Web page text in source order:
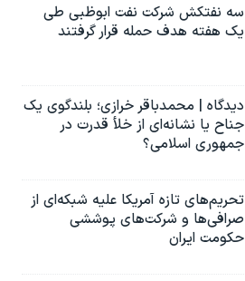
سه نفتکش شرکت نفت ابوظبی طی
یک هفته هدف حمله قرار گرفتند
دیدگاه | محمدباقر خرازی؛ بلندگوی یک
جناح یا نشانه‌ای از خلأ قدرت در
جمهوری اسلامی؟
تحریم‌های تازه آمریکا علیه شبکه‌ای از
صرافی‌ها و شرکت‌های پوششی
حکومت ایران